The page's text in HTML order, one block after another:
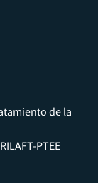
de la
PTEE